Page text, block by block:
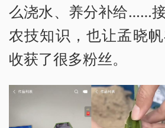
么浇水、养分补给……
农技知识，也让孟晓
收获了很多粉丝。